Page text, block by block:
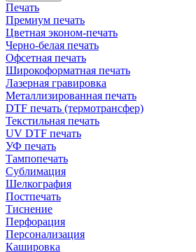
Печать
Премиум печать
Цветная эконом-печать
Черно-белая печать
Офсетная печать
Широкоформатная печать
Лазерная гравировка
Металлизированная печать
DTF печать (термотрансфер)
Текстильная печать
UV DTF печать
УФ печать
Тампопечать
Сублимация
Шелкография
Постпечать
Тиснение
Перфорация
Персонализация
Кашировка